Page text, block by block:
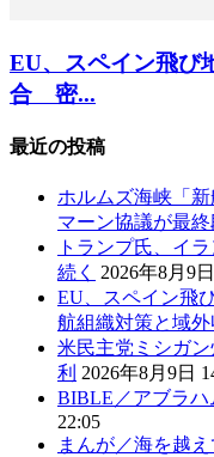
EU、スペイン飛び
合 密...
最近の投稿
ホルムズ海峡「
マーン協議が最
トランプ氏、イ
続く
2026年8月9
EU、スペイン飛
航組織対策と域
米民主党ミシガ
利 2026年8月9日
BIBLE／アブラハ
22:05
まんが／海を越